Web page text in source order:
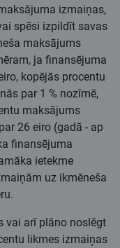
izmaiņas,
spēsi izpildīt savas
maksājums
ja finansējuma
kopējās procentu
par 1 % nozīmē,
maksājums
26 eiro (gadā - ap
finansējuma
ietekme
uz ikmēneša
vai arī plāno noslēgt
likmes izmaiņas